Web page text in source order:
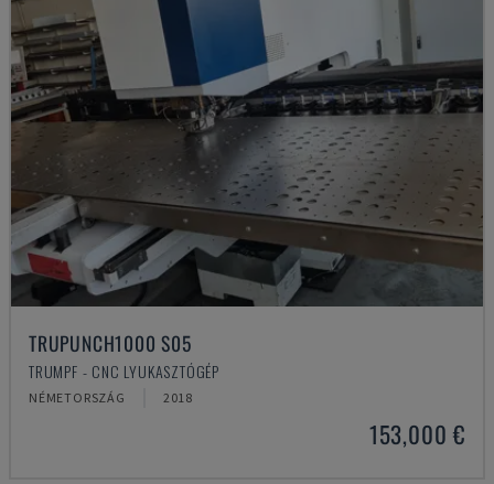
TRUPUNCH1000 S05
TRUMPF - CNC LYUKASZTÓGÉP
NÉMETORSZÁG 2018
153,000 €